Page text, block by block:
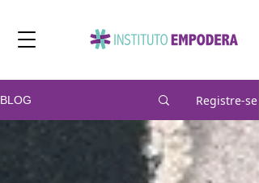
BLOG Registre-se